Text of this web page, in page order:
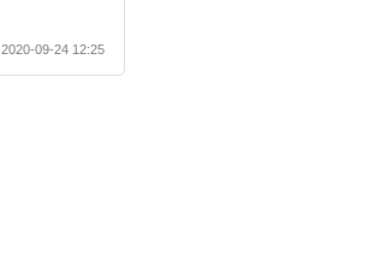
2020-09-24 12:25